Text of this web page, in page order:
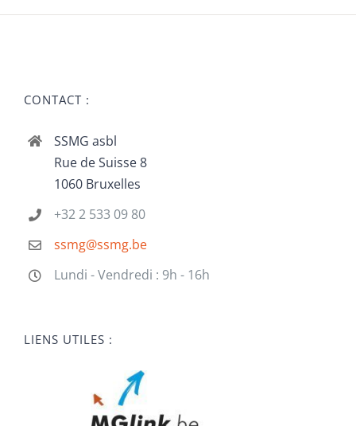
CONTACT :
SSMG asbl
Rue de Suisse 8
1060 Bruxelles
+32 2 533 09 80
ssmg@ssmg.be
Lundi - Vendredi : 9h - 16h
LIENS UTILES :